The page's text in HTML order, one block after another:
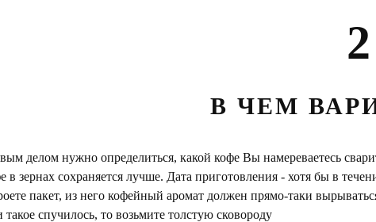
2
В ЧЕМ
делом нужно определиться, какой кофе Вы намереваетесь
в зернах сохраняется лучше. Дата приготовления - хотя бы в
пакет, из него кофейный аромат должен прямо-таки
такое спучилось, то возьмите толстую сковороду